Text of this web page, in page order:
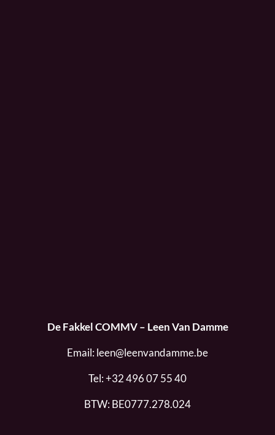
De Fakkel COMMV – Leen Van Damme
Email: leen@leenvandamme.be
Tel:+32 496 07 55 40
BTW: BE0777.278.024